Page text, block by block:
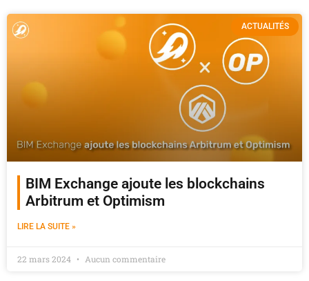
ACTUALITÉS
BIM Exchange ajoute les blockchains
Arbitrum et Optimism
LIRE LA SUITE »
22 mars 2024 Aucun commentaire